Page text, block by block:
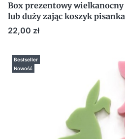
Box prezentowy
lub duży zając koszyk pisanka
Cena
22,00 zł
Bestseller
Nowość